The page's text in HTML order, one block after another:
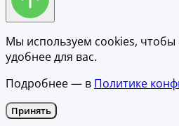
Мы используем cookies, чтобы
удобнее для вас.
Подробнее — в Политике
Принять